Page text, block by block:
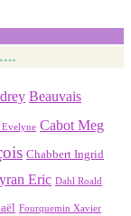
Beauvais
Evelyne Cabot Meg
Chabbert Ingrid
Eric Dahl Roald
Fourquemin Xavier